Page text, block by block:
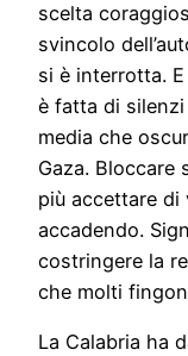
scelta
svincolo
si è interrotta.
è fatta di
media che
Gaza. Bloccare
più accettare di
accadendo.
costringere la
che molti
La Calabria ha